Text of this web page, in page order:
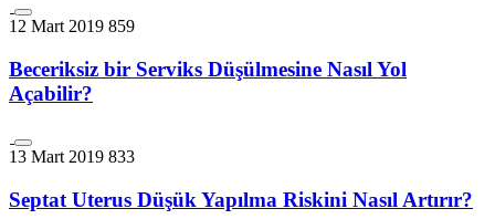
12 Mart 2019 859
Beceriksiz bir Serviks Düşülmesine Nasıl Yol
Açabilir?
13 Mart 2019 833
Septat Uterus Düşük Yapılma Riskini Nasıl Artırır?